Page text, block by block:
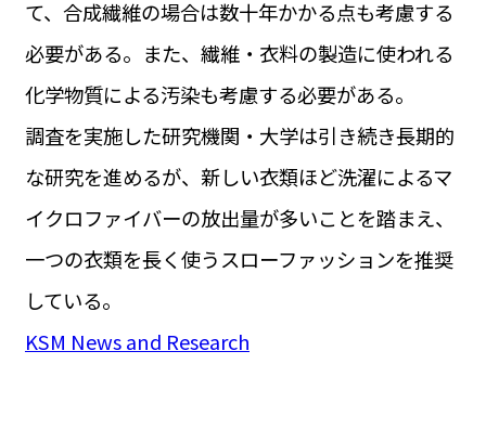
て、合成繊維の場合は数十年かかる点も考慮する
必要がある。また、繊維・衣料の製造に使われる
化学物質による汚染も考慮する必要がある。
調査を実施した研究機関・大学は引き続き長期的
な研究を進めるが、新しい衣類ほど洗濯によるマ
イクロファイバーの放出量が多いことを踏まえ、
一つの衣類を長く使うスローファッションを推奨
している。
KSM News and Research